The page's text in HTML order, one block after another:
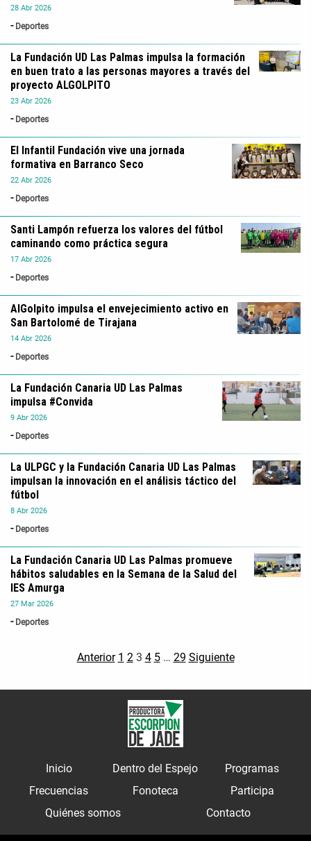
28 Abr 2026
Deportes
23 Abr 2026
Deportes
La Fundación UD Las Palmas impulsa la formación
en buen trato a las personas mayores a través del
proyecto ALGOLPITO
22 Abr 2026
Deportes
El Infantil Fundación vive una jornada
formativa en Barranco Seco
17 Abr 2026
Deportes
Santi Lampón refuerza los valores del fútbol
caminando como práctica segura
14 Abr 2026
Deportes
AlGolpito impulsa el envejecimiento activo en
San Bartolomé de Tirajana
9 Abr 2026
Deportes
La Fundación Canaria UD Las Palmas
impulsa #Convida
8 Abr 2026
Deportes
La ULPGC y la Fundación Canaria UD Las Palmas
impulsan la innovación en el análisis táctico del
fútbol
27 Mar 2026
Deportes
La Fundación Canaria UD Las Palmas promueve
hábitos saludables en la Semana de la Salud del
IES Amurga
Anterior 1 2 3 4 5 … 29 Siguiente
Inicio Dentro del Espejo
Programas
Frecuencias
Fonoteca
Participa
Quiénes somos
Contacto